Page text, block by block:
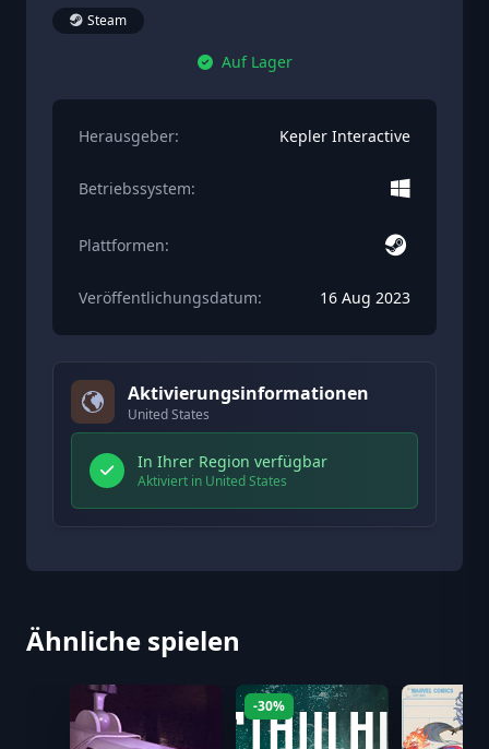
Steam
Auf Lager
Herausgeber: Kepler Interactive
Betriebssystem:
Plattformen:
Veröffentlichungsdatum: 16 Aug 2023
Aktivierungsinformationen
United States
In Ihrer Region verfügbar
Aktiviert in United States
Ähnliche spielen
-30%